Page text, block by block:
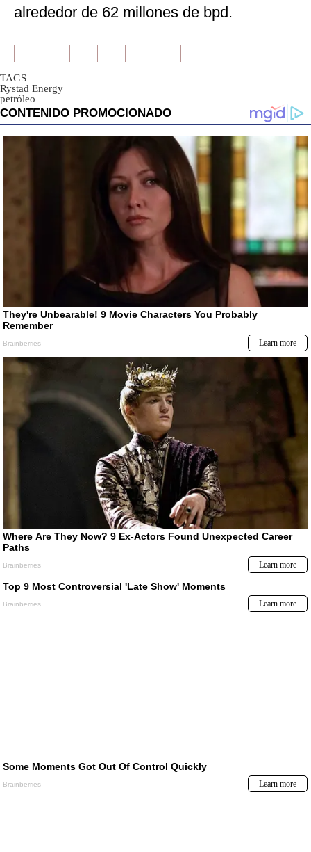
alrededor de 62 millones de bpd.
TAGS
Rystad Energy |
petróleo